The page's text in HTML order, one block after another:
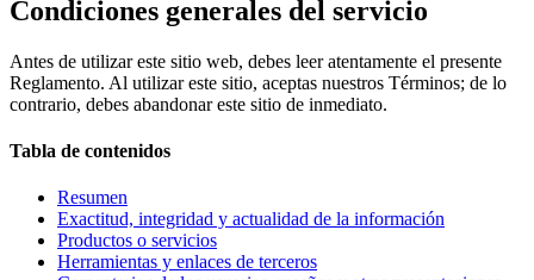
Condiciones generales del servicio
Antes de utilizar este sitio web, debes leer atentamente el presente
Reglamento. Al utilizar este sitio, aceptas nuestros Términos; de lo
contrario, debes abandonar este sitio de inmediato.
Tabla de contenidos
Resumen
Exactitud, integridad y actualidad de la información
Productos o servicios
Herramientas y enlaces de terceros